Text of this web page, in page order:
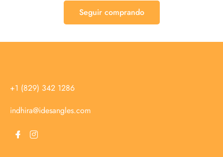
Seguir comprando
+1 (829) 342 1286
indhira@idesangles.com